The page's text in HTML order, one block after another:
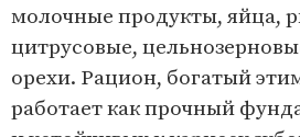
молочные продукты, яйца,
цитрусовые,
орехи. Рацион, богатый
работает как прочный